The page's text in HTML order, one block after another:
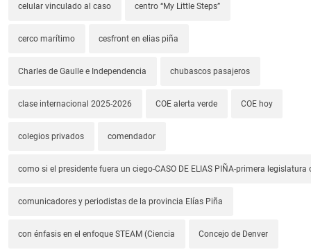
celular vinculado al caso centro “My Little Steps”
cerco marítimo cesfront en elias piña
Charles de Gaulle e Independencia chubascos pasajeros
clase internacional 2025-2026 COE alerta verde COE hoy
colegios privados comendador
como si el presidente fuera un ciego-CASO DE ELIAS PIÑA-primera legislatura
comunicadores y periodistas de la provincia Elías Piña
con énfasis en el enfoque STEAM (Ciencia Concejo de Denver